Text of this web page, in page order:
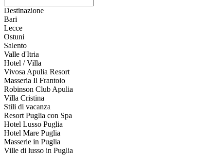
Destinazione
Bari
Lecce
Ostuni
Salento
Valle d'Itria
Hotel / Villa
Vivosa Apulia Resort
Masseria Il Frantoio
Robinson Club Apulia
Villa Cristina
Stili di vacanza
Resort Puglia con Spa
Hotel Lusso Puglia
Hotel Mare Puglia
Masserie in Puglia
Ville di lusso in Puglia